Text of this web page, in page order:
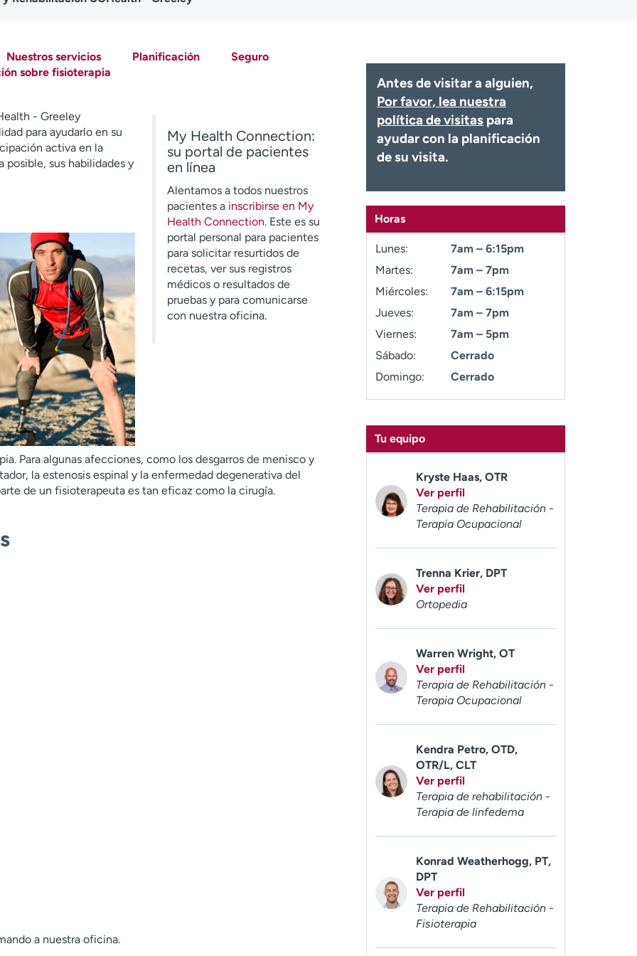
Nuestros servicios Planificación
Seguro
sobre fisioterapia
Antes de visitar a alguien,
Por favor, lea nuestra
política de visitas para
ayudar con la planificación
de su visita.
Horas
Lunes:
7am – 6:15pm
Martes:
7am – 7pm
Miércoles:
7am – 6:15pm
Jueves:
7am – 7pm
Viernes:
7am – 5pm
Sábado:
Cerrado
Domingo:
Cerrado
Tu equipo
Kryste Haas, OTR
Ver perfil
Terapia de Rehabilitación -
Terapia Ocupacional
Trenna Krier, DPT
Ver perfil
Ortopedia
Warren Wright, OT
Ver perfil
Terapia de Rehabilitación -
Terapia Ocupacional
Kendra Petro, OTD,
OTR/L, CLT
Ver perfil
Terapia de rehabilitación -
Terapia de linfedema
Konrad Weatherhogg, PT,
DPT
Ver perfil
Terapia de Rehabilitación -
Fisioterapia
My Health Connection:
su portal de pacientes
en línea
Alentamos a todos nuestros
pacientes a inscribirse en My
Health Connection. Este es su
portal personal para pacientes
para solicitar resurtidos de
recetas, ver sus registros
médicos o resultados de
pruebas y para comunicarse
con nuestra oficina.
- Greeley
para ayudarlo en su
activa en la
posible, sus habilidades y
Para algunas afecciones, como los desgarros de menisco y
la estenosis espinal y la enfermedad degenerativa del
de un fisioterapeuta es tan eficaz como la cirugía.
a nuestra oficina.